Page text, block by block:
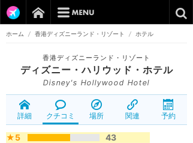
ホーム / 香港ディズニーランド・リゾート / ホテル
香港ディズニーランド・リゾート
ディズニー・ハリウッド・ホテル
Disney's Hollywood Hotel
詳細 クチコミ 場所 関連 予約
★5
43